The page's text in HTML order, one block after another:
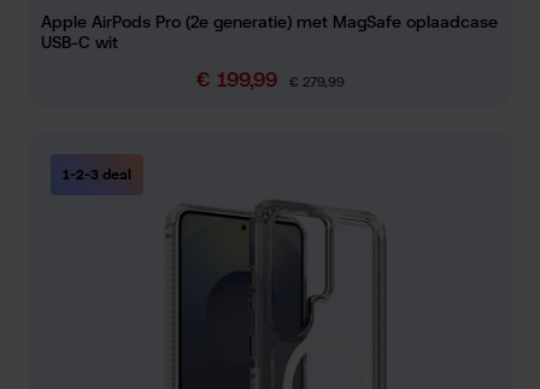
Apple AirPods Pro (2e generatie) met MagSafe oplaadcase
USB-C wit
Verkoopprijs:
€ 199,99 Normale prijs:
€ 279,99
1-2-3 deal